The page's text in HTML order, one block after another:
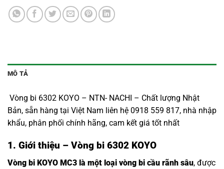
MÔ TẢ
Vòng bi 6302 KOYO – NTN- NACHI – Chất lượng Nhật
Bản, sẵn hàng tại Việt Nam liên hệ 0918 559 817, nhà nhập
khẩu, phân phối chính hãng, cam kết giá tốt nhất
1. Giới thiệu – Vòng bi 6302 KOYO
Vòng bi KOYO MC3 là một loại vòng bi cầu rãnh sâu, được